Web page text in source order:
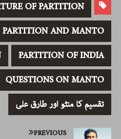
OF PARTITION
PARTITION AND MANTO
PARTITION OF INDIA
QUESTIONS ON MANTO
تقسیم کا منٹو اور طارق علی
PREVIOUS